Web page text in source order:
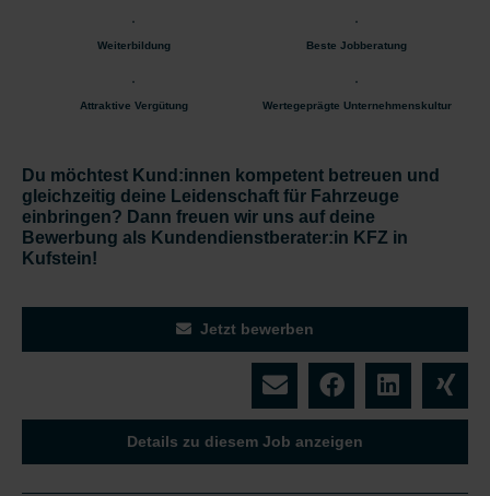
Weiterbildung Beste Jobberatung
Attraktive Vergütung Wertegeprägte Unternehmenskultur
Du möchtest Kund:innen kompetent betreuen und
gleichzeitig deine Leidenschaft für Fahrzeuge
einbringen? Dann freuen wir uns auf deine
Bewerbung als Kundendienstberater:in KFZ in
Kufstein!
Jetzt bewerben
Details zu diesem Job anzeigen